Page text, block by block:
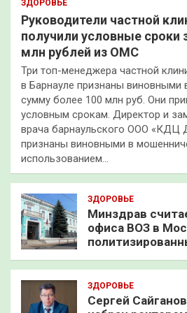
ЗДОРОВЬЕ
Руководители частной
получили условные сроки
млн рублей из ОМС
Три топ-менеджера частной
в Барнауле признаны виновными
сумму более 100 млн руб. Они
условным срокам. Директор и
врача барнаульского ООО «КДЦ
признаны виновными в
использованием…
ЗДОРОВЬЕ
Минздрав
офиса ВОЗ в
ЗДОРОВЬЕ
Сергей